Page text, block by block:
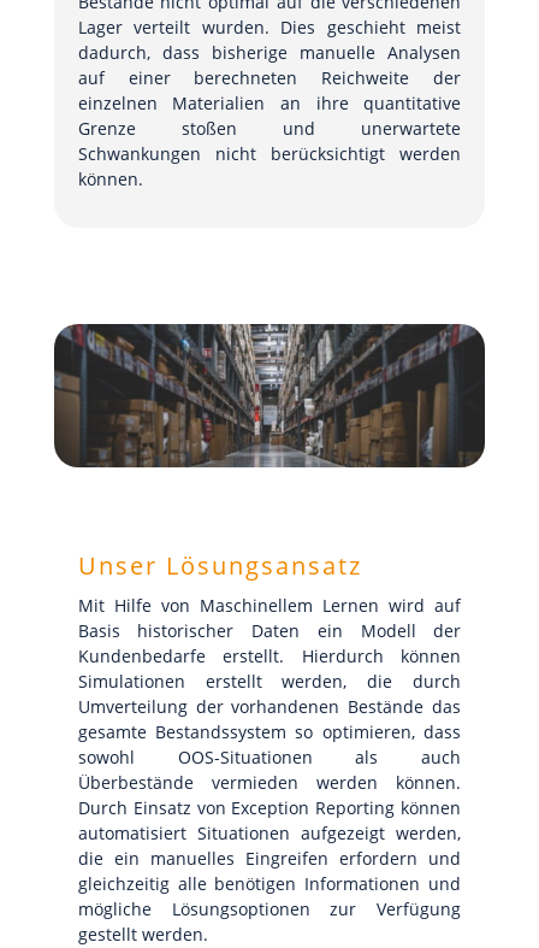
Lager verteilt wurden. Dies geschieht meist
dadurch, dass bisherige manuelle Analysen
auf einer berechneten Reichweite der
einzelnen Materialien an ihre quantitative
Grenze stoßen und unerwartete
Schwankungen nicht berücksichtigt werden
können.
Unser Lösungsansatz
Mit Hilfe von Maschinellem Lernen wird auf
Basis historischer Daten ein Modell der
Kundenbedarfe erstellt. Hierdurch können
Simulationen erstellt werden, die durch
Umverteilung der vorhandenen Bestände das
gesamte Bestandssystem so optimieren, dass
sowohl OOS-Situationen als auch
Überbestände vermieden werden können.
Durch Einsatz von Exception Reporting können
automatisiert Situationen aufgezeigt werden,
die ein manuelles Eingreifen erfordern und
gleichzeitig alle benötigen Informationen und
mögliche Lösungsoptionen zur Verfügung
gestellt werden.